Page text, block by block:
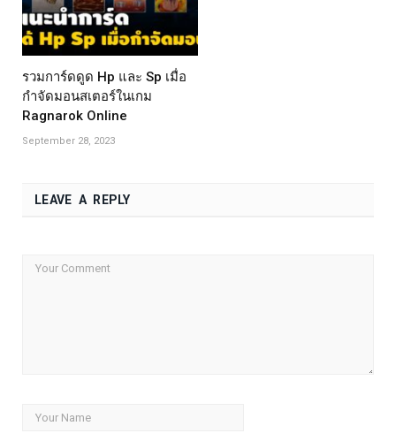
รวมการ์ดดูด Hp และ Sp เมื่อ
กำจัดมอนสเตอร์ในเกม
Ragnarok Online
September 28, 2023
LEAVE A REPLY